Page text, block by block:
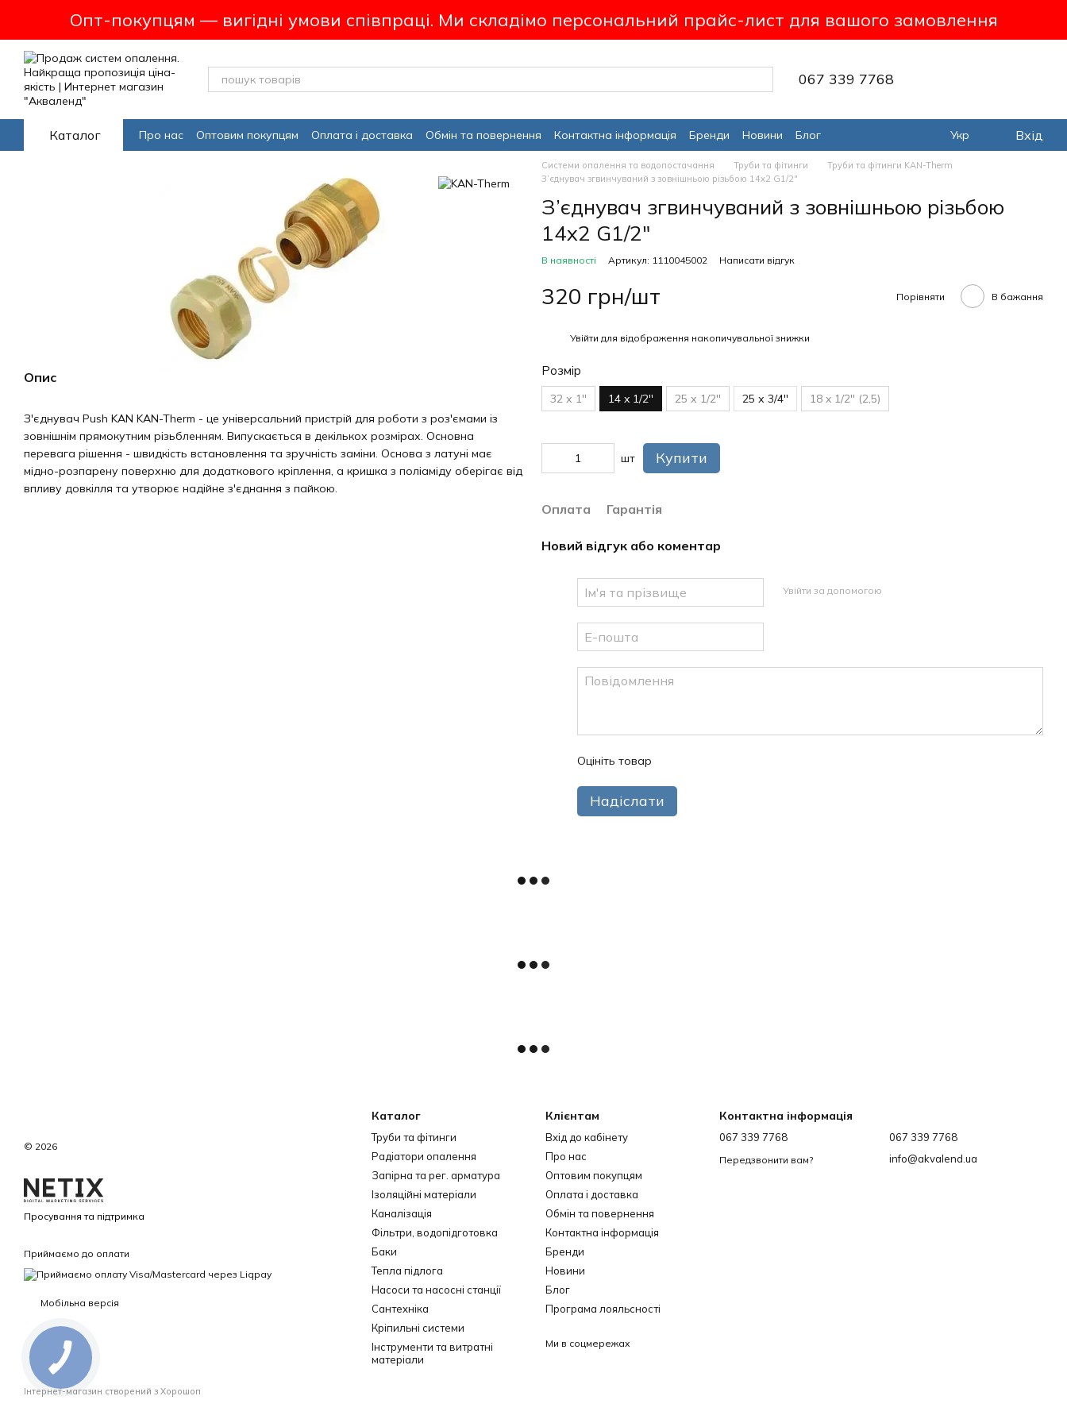
Перейти до основного контенту
Опт-покупцям — вигідні умови співпраці. Ми складімо персональний прайс-лист для вашого замовлення
067 339 7768
Каталог Про нас Оптовим покупцям Оплата і доставка Обмін та повернення Контактна інформація Бренди Новини
Блог
Програма лояльсності
Укр Вхід
Опис
З'єднувач Push KAN KAN-Therm - це універсальний пристрій для роботи з роз'ємами із
зовнішнім прямокутним різьбленням. Випускається в декількох розмірах. Основна
перевага рішення - швидкість встановлення та зручність заміни. Основа з латуні має
мідно-розпарену поверхню для додаткового кріплення, а кришка з поліаміду оберігає від
впливу довкілля та утворює надійне з'єднання з пайкою.
Системи опалення та водопостачання Труби та фітинги
Труби та фітинги KAN-Therm
З’єднувач згвинчуваний з зовнішньою різьбою 14x2 G1/2"
З’єднувач згвинчуваний з зовнішньою різьбою
14x2 G1/2"
В наявності Артикул: 1110045002 Написати відгук
320 грн/шт Порівняти В бажання
Увійти для відображення накопичувальної знижки
Розмір
32 х 1'' 14 x 1/2'' 25 х 1/2'' 25 х 3/4'' 18 x 1/2'' (2,5)
шт Купити
Оплата Гарантія
Новий відгук або коментар
Увійти за допомогою
Оцініть товар
Надіслати
© 2026
Просування та підтримка
Приймаємо до оплати
Мобільна версія
Інтернет-магазин створений з Хорошоп
Каталог
Труби та фітинги
Радіатори опалення
Запірна та рег. арматура
Ізоляційні матеріали
Каналізація
Фільтри, водопідготовка
Баки
Тепла підлога
Насоси та насосні станції
Сантехніка
Кріпильні системи
Інструменти та витратні
матеріали
Клієнтам
Вхід до кабінету
Про нас
Оптовим покупцям
Оплата і доставка
Обмін та повернення
Контактна інформація
Бренди
Новини
Блог
Програма лояльсності
Ми в соцмережах
Контактна інформація
067 339 7768
Передзвонити вам?
067 339 7768
info@akvalend.ua